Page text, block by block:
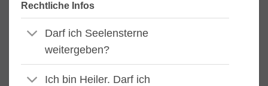
Rechtliche Infos
Darf ich Seelensterne
weitergeben?
Ich bin Heiler. Darf ich